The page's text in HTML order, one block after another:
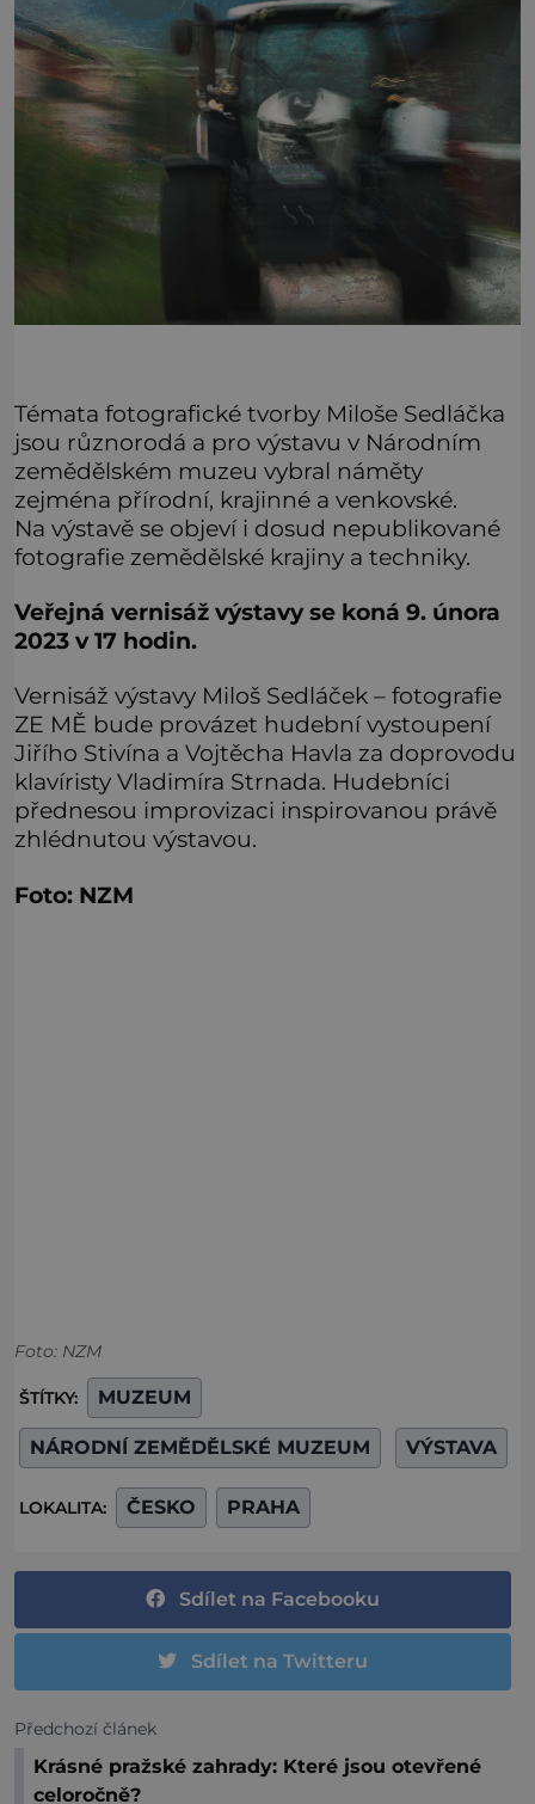
Témata fotografické tvorby Miloše Sedláčka
jsou různorodá a pro výstavu v Národním
zemědělském muzeu vybral náměty
zejména přírodní, krajinné a venkovské.
Na výstavě se objeví i dosud nepublikované
fotografie zemědělské krajiny a techniky.
Veřejná vernisáž výstavy se koná 9. února
2023 v 17 hodin.
Vernisáž výstavy Miloš Sedláček – fotografie
ZE MĚ bude provázet hudební vystoupení
Jiřího Stivína a Vojtěcha Havla za doprovodu
klavíristy Vladimíra Strnada. Hudebníci
přednesou improvizaci inspirovanou právě
zhlédnutou výstavou.
Foto: NZM
Foto: NZM
ŠTÍTKY: MUZEUM
NÁRODNÍ ZEMĚDĚLSKÉ MUZEUM VÝSTAVA
LOKALITA: ČESKO PRAHA
Sdílet na Facebooku
Sdílet na Twitteru
Předchozí článek
Krásné pražské zahrady: Které jsou otevřené
celoročně?